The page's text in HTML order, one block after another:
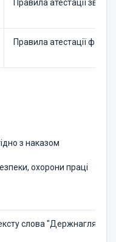
Правила атестації
Правила атестації
з наказом
охорони праці
слова